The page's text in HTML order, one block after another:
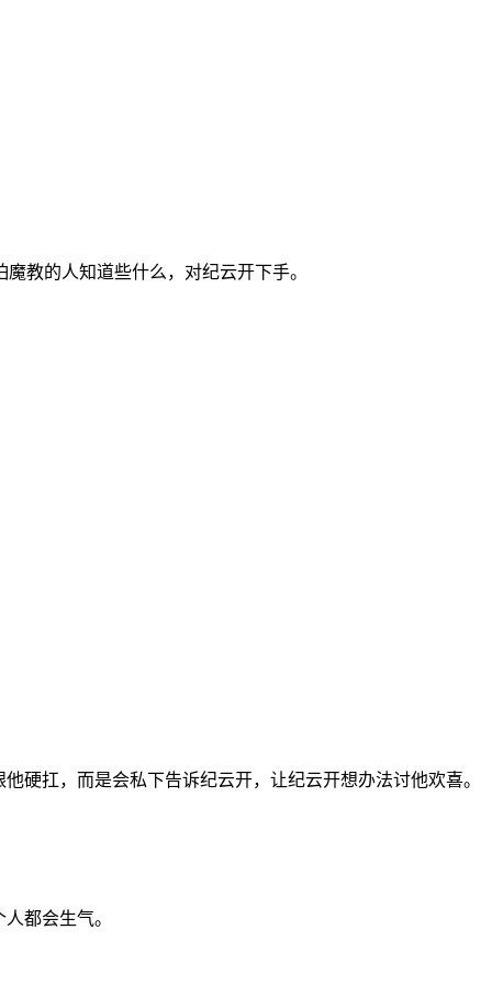
教的人知道些什么，对纪云开下手。
硬扛，而是会私下告诉纪云开，让纪云开想办法讨他欢喜。
都会生气。